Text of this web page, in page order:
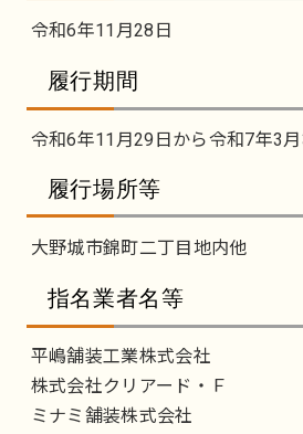
令和6年11月28日
履行期間
令和6年11月29日から令和7年3
履行場所等
大野城市錦町二丁目地内他
指名業者名等
平嶋舗装工業株式会社
株式会社クリアード・Ｆ
ミナミ舗装株式会社